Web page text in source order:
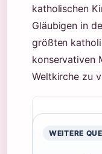
katholischen
Gläubigen in
größten
konservativen
Weltkirche zu
WEITERE